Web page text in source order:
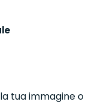
tua immagine o